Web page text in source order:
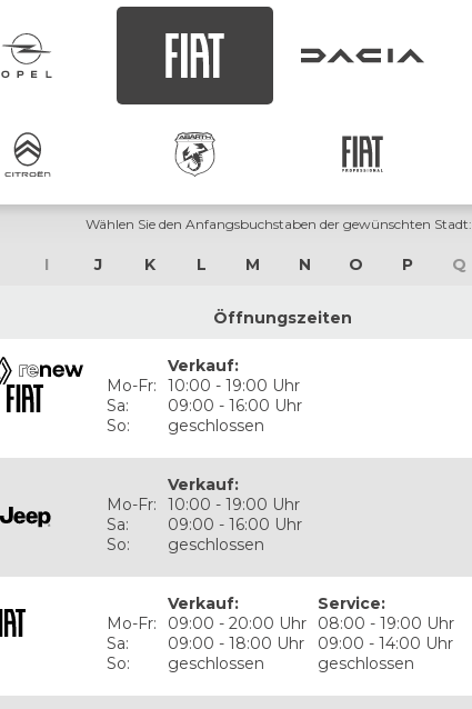
Wählen Sie den Anfangsbuchstaben der gewünschten Stadt:
I J K L M N O P Q
Öffnungszeiten
Mo-Fr:
Sa:
So:
Verkauf:
10:00 - 19:00 Uhr
09:00 - 16:00 Uhr
geschlossen
Mo-Fr:
Sa:
So:
Verkauf:
10:00 - 19:00 Uhr
09:00 - 16:00 Uhr
geschlossen
Mo-Fr:
Sa:
So:
Verkauf:
09:00 - 20:00 Uhr
09:00 - 18:00 Uhr
geschlossen
Service:
08:00 - 19:00 Uhr
09:00 - 14:00 Uhr
geschlossen